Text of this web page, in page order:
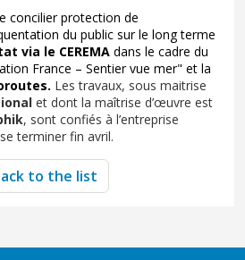
concilier protection de
du public sur le long terme
via le CEREMA dans le cadre du
France – Sentier vue mer" et la
Les travaux, sous maitrise
et dont la maîtrise d’œuvre est
, sont confiés à l’entreprise
terminer fin avril.
to the list